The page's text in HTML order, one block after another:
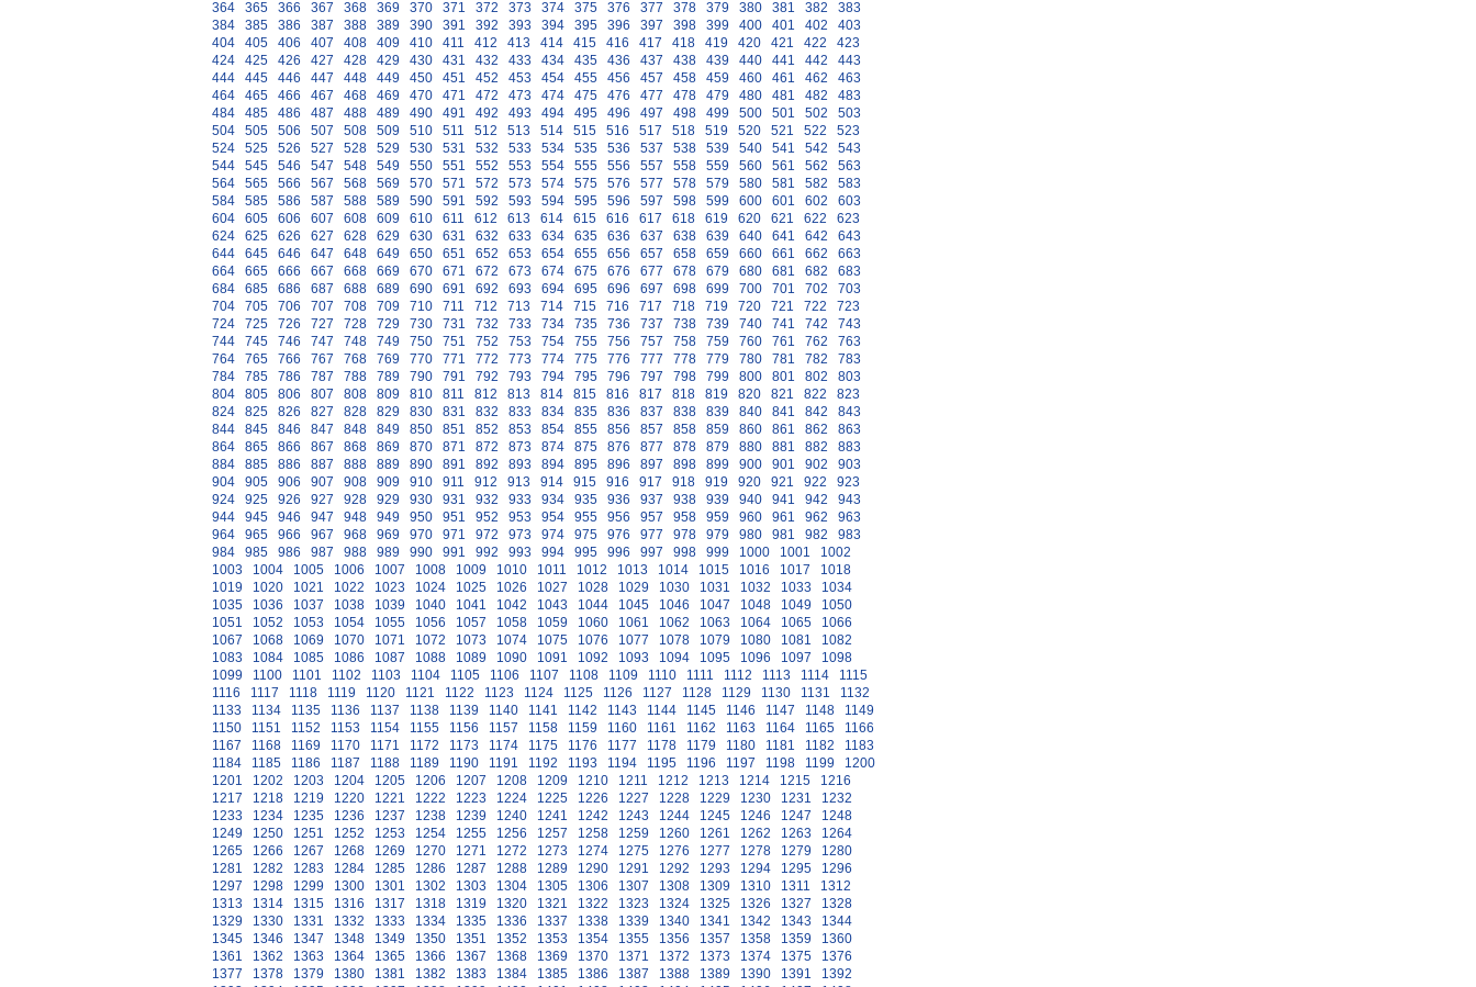
364
365 366 367 368 369 370 371 372 373 374 375 376 377 378 379 380 381 382
383
384
385 386 387 388 389 390 391 392 393 394 395 396 397 398 399 400 401 402
403
404
405 406 407 408 409 410 411 412 413 414 415 416 417 418 419 420 421 422
423
424
425 426 427 428 429 430 431 432 433 434 435 436 437 438 439 440 441 442
443
444
445 446 447 448 449 450 451 452 453 454 455 456 457 458 459 460 461 462
463
464
465 466 467 468 469 470 471 472 473 474 475 476 477 478 479 480 481 482
483
484
485 486 487 488 489 490 491 492 493 494 495 496 497 498 499 500 501 502
503
504
505 506 507 508 509 510 511 512 513 514 515 516 517 518 519 520 521 522
523
524
525 526 527 528 529 530 531 532 533 534 535 536 537 538 539 540 541 542
543
544
545 546 547 548 549 550 551 552 553 554 555 556 557 558 559 560 561 562
563
564
565 566 567 568 569 570 571 572 573 574 575 576 577 578 579 580 581 582
583
584
585 586 587 588 589 590 591 592 593 594 595 596 597 598 599 600 601 602
603
604
605 606 607 608 609 610 611 612 613 614 615 616 617 618 619 620 621 622
623
624
625 626 627 628 629 630 631 632 633 634 635 636 637 638 639 640 641 642
643
644
645 646 647 648 649 650 651 652 653 654 655 656 657 658 659 660 661 662
663
664
665 666 667 668 669 670 671 672 673 674 675 676 677 678 679 680 681 682
683
684
685 686 687 688 689 690 691 692 693 694 695 696 697 698 699 700 701 702
703
704
705 706 707 708 709 710 711 712 713 714 715 716 717 718 719 720 721 722
723
724
725 726 727 728 729 730 731 732 733 734 735 736 737 738 739 740 741 742
743
744
745 746 747 748 749 750 751 752 753 754 755 756 757 758 759 760 761 762
763
764
765 766 767 768 769 770 771 772 773 774 775 776 777 778 779 780 781 782
783
784
785 786 787 788 789 790 791 792 793 794 795 796 797 798 799 800 801 802
803
804
805 806 807 808 809 810 811 812 813 814 815 816 817 818 819 820 821 822
823
824
825 826 827 828 829 830 831 832 833 834 835 836 837 838 839 840 841 842
843
844
845 846 847 848 849 850 851 852 853 854 855 856 857 858 859 860 861 862
863
864
865 866 867 868 869 870 871 872 873 874 875 876 877 878 879 880 881 882
883
884
885 886 887 888 889 890 891 892 893 894 895 896 897 898 899 900 901 902
903
904
905 906 907 908 909 910 911 912 913 914 915 916 917 918 919 920 921 922
923
924
925 926 927 928 929 930 931 932 933 934 935 936 937 938 939 940 941 942
943
944
945 946 947 948 949 950 951 952 953 954 955 956 957 958 959 960 961 962
963
964
965 966 967 968 969 970 971 972 973 974 975 976 977 978 979 980 981 982
983
984
985 986 987 988 989 990 991 992 993 994 995 996 997 998 999 1000 1001
1002
1003
1004 1005 1006 1007 1008 1009 1010 1011 1012 1013 1014 1015 1016 1017
1018
1019
1020 1021 1022 1023 1024 1025 1026 1027 1028 1029 1030 1031 1032 1033
1034
1035
1036 1037 1038 1039 1040 1041 1042 1043 1044 1045 1046 1047 1048 1049
1050
1051
1052 1053 1054 1055 1056 1057 1058 1059 1060 1061 1062 1063 1064 1065
1066
1067
1068 1069 1070 1071 1072 1073 1074 1075 1076 1077 1078 1079 1080 1081
1082
1083
1084 1085 1086 1087 1088 1089 1090 1091 1092 1093 1094 1095 1096 1097
1098
1099
1100 1101 1102 1103 1104 1105 1106 1107 1108 1109 1110 1111 1112 1113 1114
1115
1116
1117 1118 1119 1120 1121 1122 1123 1124 1125 1126 1127 1128 1129 1130 1131
1132
1133
1134 1135 1136 1137 1138 1139 1140 1141 1142 1143 1144 1145 1146 1147 1148
1149
1150
1151 1152 1153 1154 1155 1156 1157 1158 1159 1160 1161 1162 1163 1164 1165
1166
1167
1168 1169 1170 1171 1172 1173 1174 1175 1176 1177 1178 1179 1180 1181 1182
1183
1184
1185 1186 1187 1188 1189 1190 1191 1192 1193 1194 1195 1196 1197 1198 1199
1200
1201
1202 1203 1204 1205 1206 1207 1208 1209 1210 1211 1212 1213 1214 1215
1216
1217
1218 1219 1220 1221 1222 1223 1224 1225 1226 1227 1228 1229 1230 1231
1232
1233
1234 1235 1236 1237 1238 1239 1240 1241 1242 1243 1244 1245 1246 1247
1248
1249
1250 1251 1252 1253 1254 1255 1256 1257 1258 1259 1260 1261 1262 1263
1264
1265
1266 1267 1268 1269 1270 1271 1272 1273 1274 1275 1276 1277 1278 1279
1280
1281
1282 1283 1284 1285 1286 1287 1288 1289 1290 1291 1292 1293 1294 1295
1296
1297
1298 1299 1300 1301 1302 1303 1304 1305 1306 1307 1308 1309 1310 1311
1312
1313
1314 1315 1316 1317 1318 1319 1320 1321 1322 1323 1324 1325 1326 1327
1328
1329
1330 1331 1332 1333 1334 1335 1336 1337 1338 1339 1340 1341 1342 1343
1344
1345
1346 1347 1348 1349 1350 1351 1352 1353 1354 1355 1356 1357 1358 1359
1360
1361
1362 1363 1364 1365 1366 1367 1368 1369 1370 1371 1372 1373 1374 1375
1376
1377
1378 1379 1380 1381 1382 1383 1384 1385 1386 1387 1388 1389 1390 1391
1392